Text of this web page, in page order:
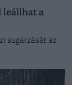
leállhat a
sugárzását az